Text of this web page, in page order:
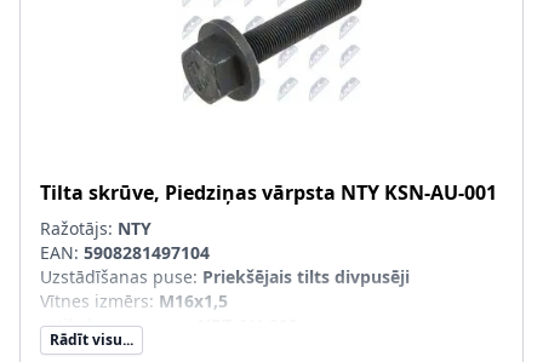
Tilta skrūve, Piedziņas vārpsta NTY KSN-AU-001
Ražotājs: NTY
EAN: 5908281497104
Uzstādīšanas puse: Priekšējais tilts divpusēji
Vītnes izmērs: M16x1,5
artikula numuram
Sērijas numurs
Rādīt visu...